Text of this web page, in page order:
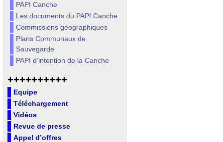
PAPI Canche
Les documents du PAPI Canche
Commissions géographiques
Plans Communaux de
Sauvegarde
PAPI d’intention de la Canche
++++++++++
Equipe
Téléchargement
Vidéos
Revue de presse
Appel d’offres